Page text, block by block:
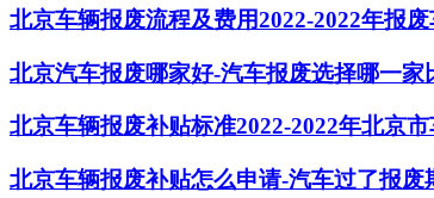
北京车辆报废流程及费用2022-2022年报
北京汽车报废哪家好-汽车报废选择哪一家
北京车辆报废补贴标准2022-2022年北京
北京车辆报废补贴怎么申请-汽车过了报